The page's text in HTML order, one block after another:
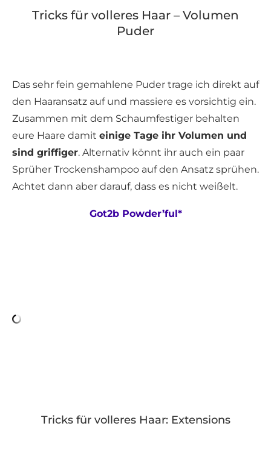
Tricks für volleres Haar – Volumen
Puder
Das sehr fein gemahlene Puder trage ich direkt auf
den Haaransatz auf und massiere es vorsichtig ein.
Zusammen mit dem Schaumfestiger behalten
eure Haare damit einige Tage ihr Volumen und
sind griffiger. Alternativ könnt ihr auch ein paar
Sprüher Trockenshampoo auf den Ansatz sprühen.
Achtet dann aber darauf, dass es nicht weißelt.
Got2b Powder’ful*
Tricks für volleres Haar: Extensions